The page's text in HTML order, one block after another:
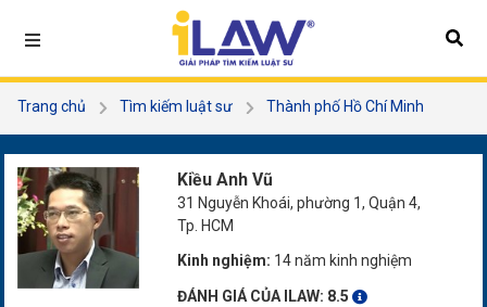
Trang chủ Tìm kiếm luật sư
Thành phố Hồ Chí Minh
Kiều Anh Vũ
31 Nguyễn Khoái, phường 1, Quận 4,
Tp. HCM
Kinh nghiệm: 14 năm kinh nghiệm
ĐÁNH GIÁ CỦA ILAW: 8.5